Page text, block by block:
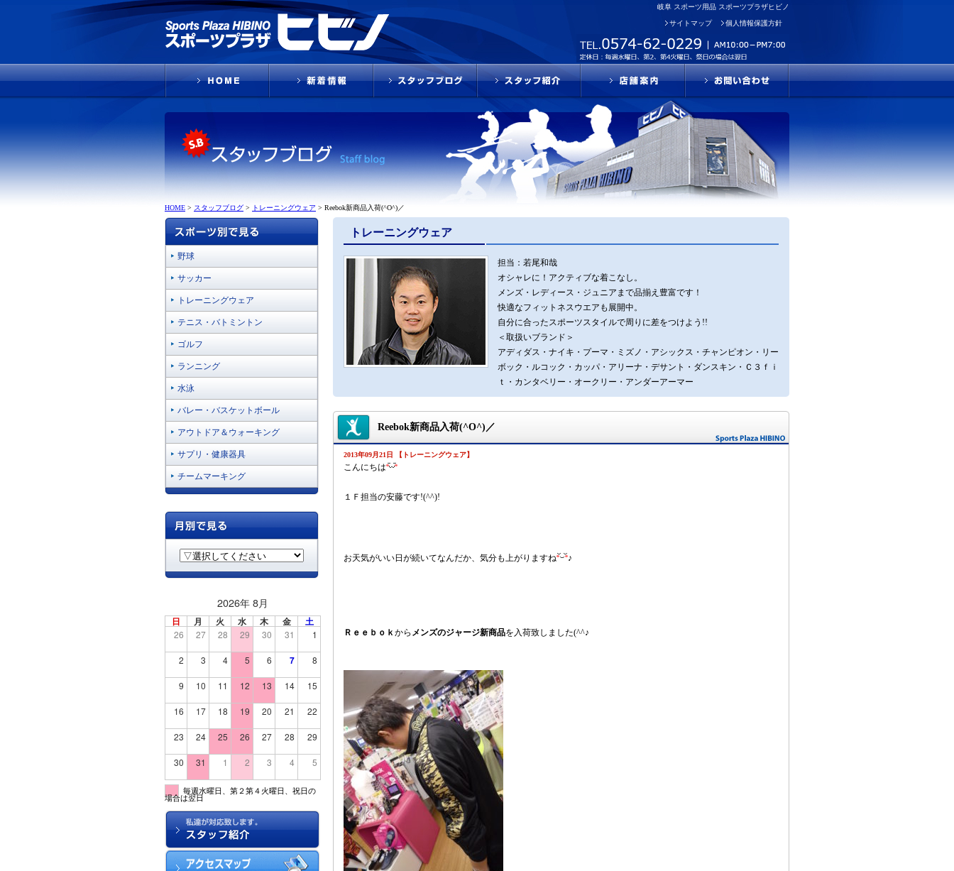
岐阜 スポーツ用品 スポーツプラザヒビノ
サイトマップ 個人情報保護方針
HOME > スタッフブログ > トレーニングウェア > Reebok新商品入荷(^O^)／
トレーニングウェア
担当：若尾和哉
オシャレに！アクティブな着こなし。
メンズ・レディース・ジュニアまで品揃え豊富です！
快適なフィットネスウエアも展開中。
自分に合ったスポーツスタイルで周りに差をつけよう!!
＜取扱いブランド＞
アディダス・ナイキ・プーマ・ミズノ・アシックス・チャンピオン・リー
ボック・ルコック・カッパ・アリーナ・デサント・ダンスキン・Ｃ３ｆｉ
ｔ・カンタベリー・オークリー・アンダーアーマー
Reebok新商品入荷(^O^)／
2013年09月21日 【トレーニングウェア】
こんにちは
１Ｆ担当の安藤です!(^^)!
お天気がいい日が続いてなんだか、気分も上がりますね ♪
Ｒｅｅｂｏｋ から メンズのジャージ新商品を入荷致しました(^^♪
野球
サッカー
トレーニングウェア
テニス・バトミントン
ゴルフ
ランニング
水泳
バレー・バスケットボール
アウトドア＆ウォーキング
サプリ・健康器具
チームマーキング
2026年 8月
日 月 火 水 木 金 土
26 27 28 29 30 31 1
2 3 4 5 6 7 8
9 10 11 12 13 14 15
16 17 18 19 20 21 22
23 24 25 26 27 28 29
30 31 1 2 3 4 5
毎週水曜日、第２第４火曜日、祝日の
場合は翌日